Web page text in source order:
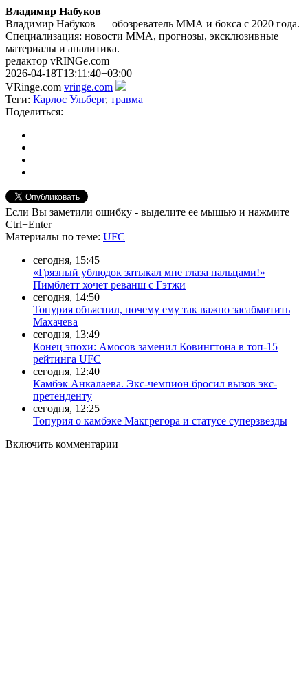
Владимир Набуков
Владимир Набуков — обозреватель ММА и бокса с 2020 года.
Специализация: новости ММА, прогнозы, эксклюзивные
материалы и аналитика.
редактор vRINGe.com
2026-04-18T13:11:40+03:00
VRinge.com vringe.com
Теги: Карлос Ульберг, травма
Поделиться:
Если Вы заметили ошибку - выделите ее мышью и нажмите
Ctrl+Enter
Материалы по теме: UFC
сегодня, 15:45
«Грязный ублюдок затыкал мне глаза пальцами!»
Пимблетт хочет реванш с Гэтжи
сегодня, 14:50
Топурия объяснил, почему ему так важно засабмитить
Махачева
сегодня, 13:49
Конец эпохи: Амосов заменил Ковингтона в топ-15
рейтинга UFC
сегодня, 12:40
Камбэк Анкалаева. Экс-чемпион бросил вызов экс-
претенденту
сегодня, 12:25
Топурия о камбэке Макгрегора и статусе суперзвезды
Включить комментарии